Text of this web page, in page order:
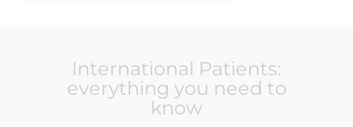
International Patients:
everything you need to
know